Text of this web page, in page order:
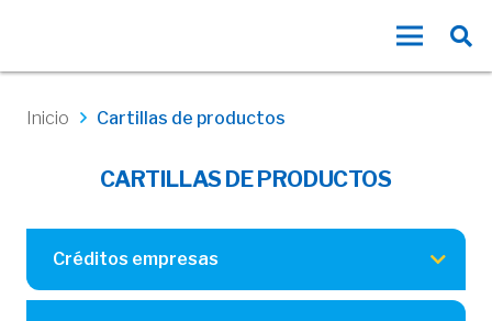
Inicio Cartillas de productos
CARTILLAS DE PRODUCTOS
Créditos empresas